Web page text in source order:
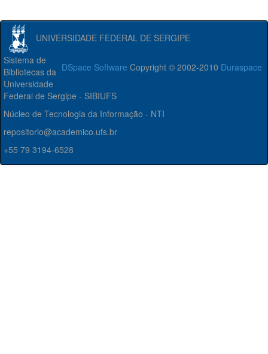
UNIVERSIDADE FEDERAL DE SERGIPE
DSpace Software Copyright © 2002-2010 Duraspace
Sistema de
Bibliotecas da
Universidade
Federal de Sergipe - SIBIUFS
Núcleo de Tecnologia da Informação - NTI
repositorio@academico.ufs.br
+55 79 3194-6528